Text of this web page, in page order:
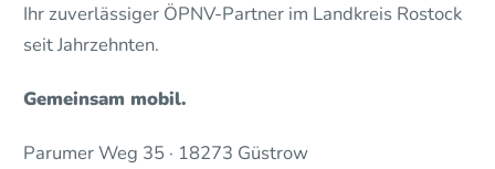
Ihr zuverlässiger ÖPNV-Partner im Landkreis Rostock
seit Jahrzehnten.
Gemeinsam mobil.
Parumer Weg 35 · 18273 Güstrow